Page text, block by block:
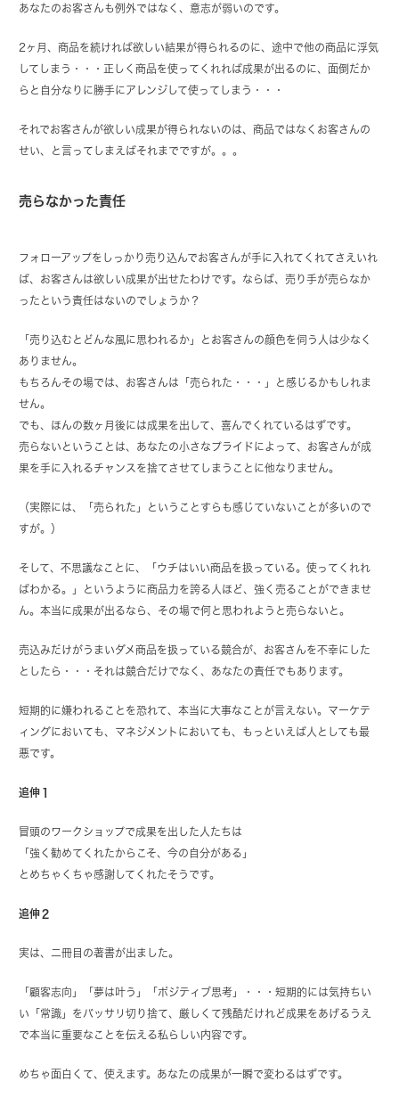
あなたのお客さんも例外ではなく、意志が弱いのです。
2ヶ月、商品を続ければ欲しい結果が得られるのに、途中で他の商品に浮気
してしまう・・・正しく商品を使ってくれれば成果が出るのに、面倒だか
らと自分なりに勝手にアレンジして使ってしまう・・・
それでお客さんが欲しい成果が得られないのは、商品ではなくお客さんの
せい、と言ってしまえばそれまでですが。。。
売らなかった責任
フォローアップをしっかり売り込んでお客さんが手に入れてくれてさえいれ
ば、お客さんは欲しい成果が出せたわけです。ならば、売り手が売らなか
ったという責任はないのでしょうか？
「売り込むとどんな風に思われるか」とお客さんの顔色を伺う人は少なく
ありません。
もちろんその場では、お客さんは「売られた・・・」と感じるかもしれま
せん。
でも、ほんの数ヶ月後には成果を出して、喜んでくれているはずです。
売らないということは、あなたの小さなプライドによって、お客さんが成
果を手に入れるチャンスを捨てさせてしまうことに他なりません。
（実際には、「売られた」ということすらも感じていないことが多いので
すが。）
そして、不思議なことに、「ウチはいい商品を扱っている。使ってくれれ
ばわかる。」というように商品力を誇る人ほど、強く売ることができませ
ん。本当に成果が出るなら、その場で何と思われようと売らないと。
売込みだけがうまいダメ商品を扱っている競合が、お客さんを不幸にした
としたら・・・それは競合だけでなく、あなたの責任でもあります。
短期的に嫌われることを恐れて、本当に大事なことが言えない。マーケテ
ィングにおいても、マネジメントにおいても、もっといえば人としても最
悪です。
追伸１
冒頭のワークショップで成果を出した人たちは
「強く勧めてくれたからこそ、今の自分がある」
とめちゃくちゃ感謝してくれたそうです。
追伸２
実は、二冊目の著書が出ました。
「顧客志向」「夢は叶う」「ポジティブ思考」・・・短期的には気持ちい
い「常識」をバッサリ切り捨て、厳しくて残酷だけれど成果をあげるうえ
で本当に重要なことを伝える私らしい内容です。
めちゃ面白くて、使えます。あなたの成果が一瞬で変わるはずです。